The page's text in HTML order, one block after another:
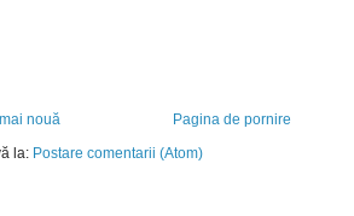
nouă
Pagina de pornire
la: Postare comentarii (Atom)